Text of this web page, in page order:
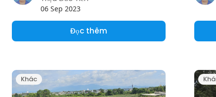
06 Sep 2023
Đọc thêm
Khác